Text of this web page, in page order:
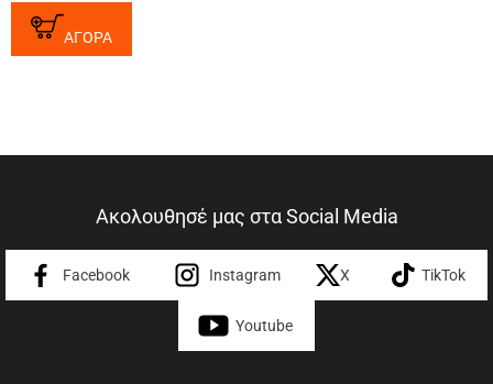
ΑΓΟΡΑ
Ακολουθησέ μας στα Social Media
Facebook Instagram X TikTok
Youtube